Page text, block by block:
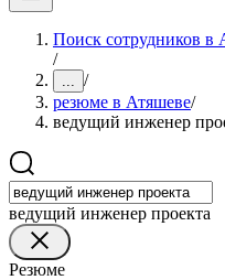
Поиск сотрудников в
/
... /
резюме в Атяшеве/
ведущий инженер
ведущий инженер проекта
Резюме